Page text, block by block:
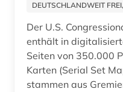
erinnerung (1)
eritrea (1)
ernährung (1)
erster weltkrieg (1)
DEUTSCHLANDWEIT
Der U.S.
enthält in
Seiten von 350.000
Karten (Serial Set
stammen aus